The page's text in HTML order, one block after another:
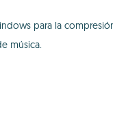
para la
música.